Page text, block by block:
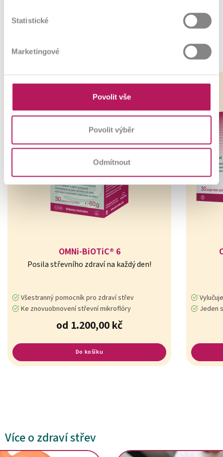
Statistické
Marketingové
Povolit vše
Povolit výběr
Odmítnout
Nejprodávanější
na
na
OMNi-BiOTiC® 6
Posila střevního zdraví na každý den!
Všestranný pomocník pro zdraví střev
Ke znovuobnovení střevní mikroflóry
od 1.200,00 kč
Do košíku
na
na-5%
Jeden
Více o zdraví střev